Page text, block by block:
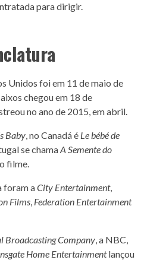
para dirigir.
Unidos foi em 11 de maio de
chegou em 18 de
no ano de 2015, em abril.
Baby, no Canadá é Le bébé de
se chamaA Semente do
filme.
foram aCity Entertainment,
Films, Federation Entertainment
Broadcasting Company, a NBC,
Home Entertainmentlançou